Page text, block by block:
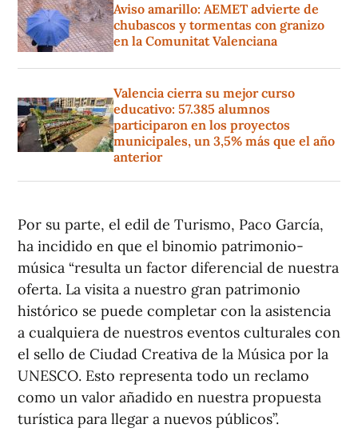
Aviso amarillo: AEMET advierte de
chubascos y tormentas con granizo
en la Comunitat Valenciana
Valencia cierra su mejor curso
educativo: 57.385 alumnos
participaron en los proyectos
municipales, un 3,5% más que el año
anterior
Por su parte, el edil de Turismo, Paco García,
ha incidido en que el binomio patrimonio-
música “resulta un factor diferencial de nuestra
oferta. La visita a nuestro gran patrimonio
histórico se puede completar con la asistencia
a cualquiera de nuestros eventos culturales con
el sello de Ciudad Creativa de la Música por la
UNESCO. Esto representa todo un reclamo
como un valor añadido en nuestra propuesta
turística para llegar a nuevos públicos”.